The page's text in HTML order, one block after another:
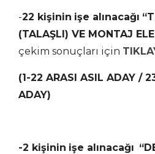
-22 kişinin işe alınacağı
(TALAŞLI) VE MONTAJ
çekim sonuçları için
(1-22 ARASI ASIL ADAY /
ADAY)
-2 kişinin işe alınacağı